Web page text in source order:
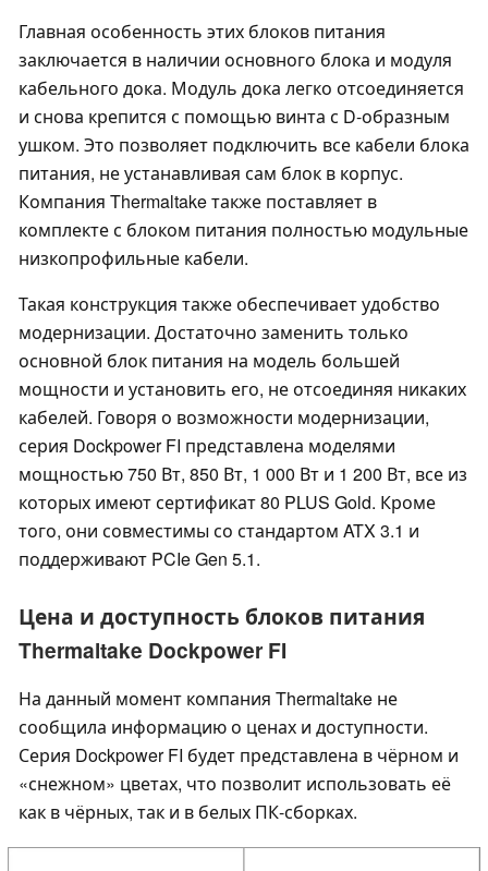
Главная особенность этих блоков питания
заключается в наличии основного блока и модуля
кабельного дока. Модуль дока легко отсоединяется
и снова крепится с помощью винта с D-образным
ушком. Это позволяет подключить все кабели блока
питания, не устанавливая сам блок в корпус.
Компания Thermaltake также поставляет в
комплекте с блоком питания полностью модульные
низкопрофильные кабели.
Такая конструкция также обеспечивает удобство
модернизации. Достаточно заменить только
основной блок питания на модель большей
мощности и установить его, не отсоединяя никаких
кабелей. Говоря о возможности модернизации,
серия Dockpower FI представлена моделями
мощностью 750 Вт, 850 Вт, 1 000 Вт и 1 200 Вт, все из
которых имеют сертификат 80 PLUS Gold. Кроме
того, они совместимы со стандартом ATX 3.1 и
поддерживают PCIe Gen 5.1.
Цена и доступность блоков питания
Thermaltake Dockpower FI
На данный момент компания Thermaltake не
сообщила информацию о ценах и доступности.
Серия Dockpower FI будет представлена в чёрном и
«снежном» цветах, что позволит использовать её
как в чёрных, так и в белых ПК-сборках.